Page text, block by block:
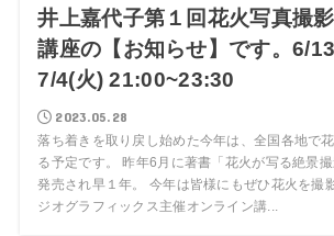
井上嘉代子第１回花火写真撮
講座の【お知らせ】です。6/
7/4(火) 21:00~23:30
2023.05.28
落ち着きを取り戻し始めた今年は、全国各地で
る予定です。 昨年6月に著書「花火が写る絶景
発売され早１年。 今年は皆様にもぜひ花火を撮
ジオグラフィックス主催オンライン講...